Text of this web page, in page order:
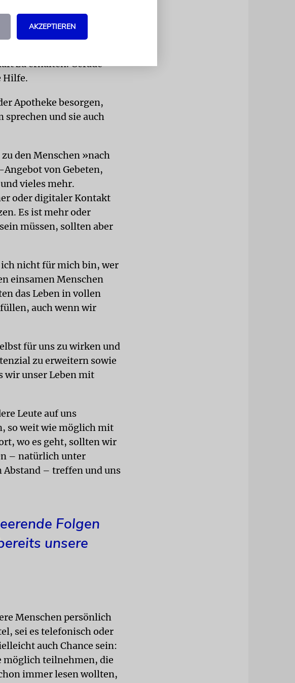
zu Hause sein
nicht mehr in die
zu erhalten. Gerade
Hilfe.
Apotheke besorgen,
und sie auch
den Menschen »nach
von Gebeten,
vieles mehr.
oder digitaler Kontakt
Es ist mehr oder
müssen, sollten aber
nicht für mich bin, wer
einsamen Menschen
das Leben in vollen
auch wenn wir
für uns zu wirken und
zu erweitern sowie
wir unser Leben mit
Leute auf uns
so weit wie möglich mit
wo es geht, sollten wir
– natürlich unter
– treffen und uns
Folgen
unsere
Menschen persönlich
sei es telefonisch oder
auch Chance sein:
möglich teilnehmen, die
immer lesen wollten,
AKZEPTIEREN